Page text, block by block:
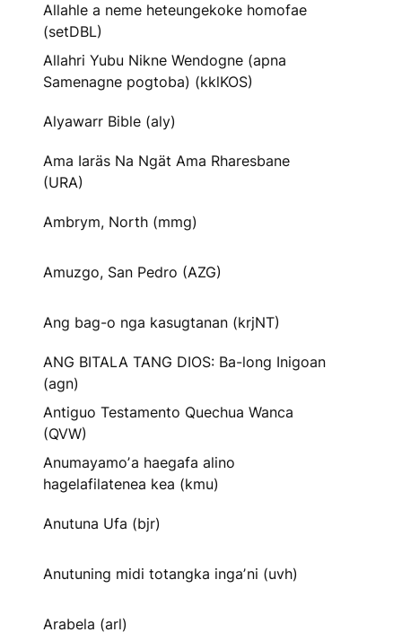
Allahle a neme heteungekoke homofae
(setDBL)
Allahri Yubu Nikne Wendogne (apna
Samenagne pogtoba) (kklKOS)
Alyawarr Bible (aly)
Ama Iaräs Na Ngät Ama Rharesbane
(URA)
Ambrym, North (mmg)
Amuzgo, San Pedro (AZG)
Ang bag-o nga kasugtanan (krjNT)
ANG BITALA TANG DIOS: Ba-long Inigoan
(agn)
Antiguo Testamento Quechua Wanca
(QVW)
Anumayamoʼa haegafa alino
hagelafilatenea kea (kmu)
Anutuna Ufa (bjr)
Anutuning midi totangka ingaʼni (uvh)
Arabela (arl)